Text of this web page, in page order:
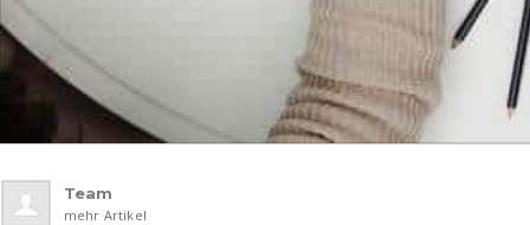
Team
mehr Artikel